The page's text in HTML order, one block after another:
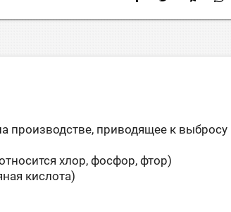
производстве, приводящее к выбросу
хлор, фосфор, фтор)
кислота)